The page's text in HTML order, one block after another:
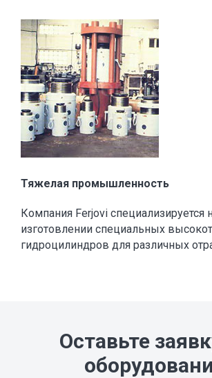
Тяжелая промышленность
Компания Ferjovi специализируется
изготовлении специальных
гидроцилиндров для различных
Оставьте